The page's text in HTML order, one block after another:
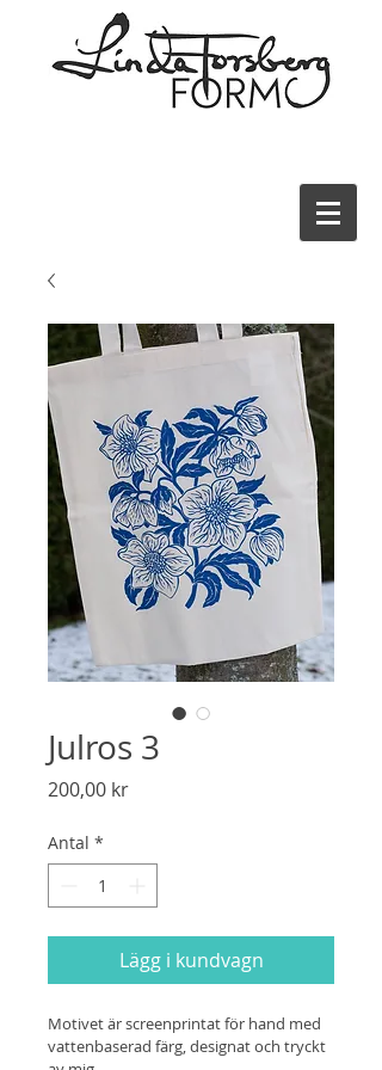
Julros 3
200,00 krPris
Antal *
Lägg i kundvagn
Motivet är screenprintat för hand med
vattenbaserad färg, designat och tryckt